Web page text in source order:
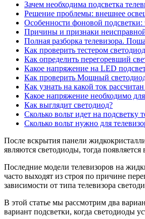
Зачем необходима подсветка
Решение проблемы: внешнее
Особенности фоновой
Причины и признаки
Полная разборка телевизора.
Как проверить тестером
Как определить перегоревший
Какое напряжение на LED
Как проверить Мощный
Как узнать на какой ток
Какое напряжение необходимо
Как выглядит светодиод?
Сколько вольт идет на подсветку
Сколько вольт нужно для
После вскрытия панели
являются светодиоды, тогда
Последние модели телевизоров на
часто выходят из строя по причине
зависимости от типа телевизора
В этой статье мы рассмотрим два
вариант подсветки, когда светодиоды